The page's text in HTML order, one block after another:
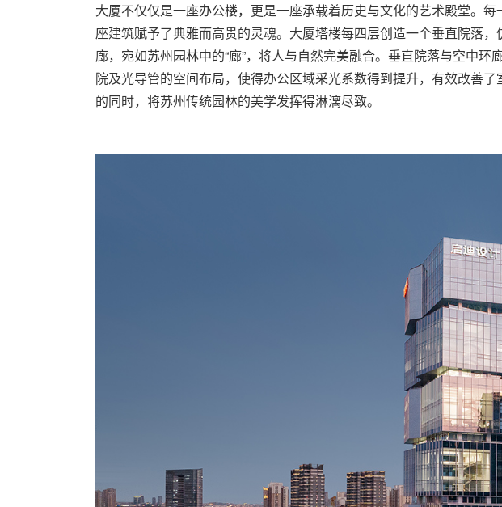
大厦不仅仅是一座办公楼，更是一座承载着历史与文化的艺术殿堂。
座建筑赋予了典雅而高贵的灵魂。大厦塔楼每四层创造一个垂直院落
廊，宛如苏州园林中的“廊”，将人与自然完美融合。垂直院落与空中
院及光导管的空间布局，使得办公区域采光系数得到提升，有效改善
的同时，将苏州传统园林的美学发挥得淋漓尽致。